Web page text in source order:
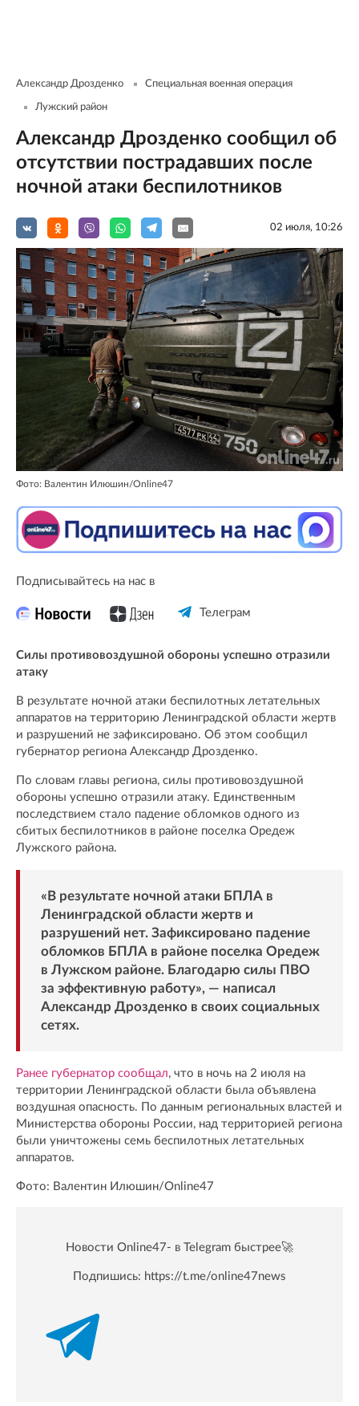
Александр Дрозденко Специальная военная операция
Лужский район
Александр Дрозденко сообщил об
отсутствии пострадавших после
ночной атаки беспилотников
02 июля, 10:26
Фото: Валентин Илюшин/Online47
Подписывайтесь на нас в
Телеграм
Cилы противовоздушной обороны успешно отразили
атаку
В результате ночной атаки беспилотных летательных
аппаратов на территорию Ленинградской области жертв
и разрушений не зафиксировано. Об этом сообщил
губернатор региона Александр Дрозденко.
По словам главы региона, силы противовоздушной
обороны успешно отразили атаку. Единственным
последствием стало падение обломков одного из
сбитых беспилотников в районе поселка Оредеж
Лужского района.
«В результате ночной атаки БПЛА в
Ленинградской области жертв и
разрушений нет. Зафиксировано падение
обломков БПЛА в районе поселка Оредеж
в Лужском районе. Благодарю силы ПВО
за эффективную работу», — написал
Александр Дрозденко в своих социальных
сетях.
Ранее губернатор сообщал, что в ночь на 2 июля на
территории Ленинградской области была объявлена
воздушная опасность. По данным региональных властей и
Министерства обороны России, над территорией региона
были уничтожены семь беспилотных летательных
аппаратов.
Фото: Валентин Илюшин/Online47
Новости Online47- в Telegram быстрее🚀
Подпишись: https://t.me/online47news